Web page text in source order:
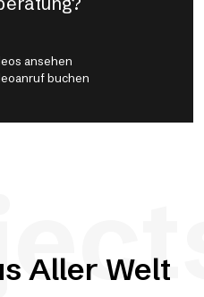
ansehen
buchen
Aller Welt